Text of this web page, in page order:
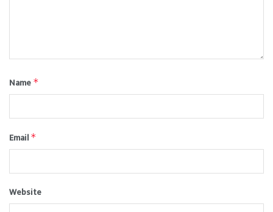
Name *
Email *
Website